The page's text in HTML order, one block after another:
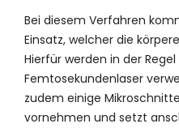
Bei diesem Verfahren
Einsatz, welcher die
Hierfür werden in der
Femtosekundenlaser
zudem einige
vornehmen und setzt